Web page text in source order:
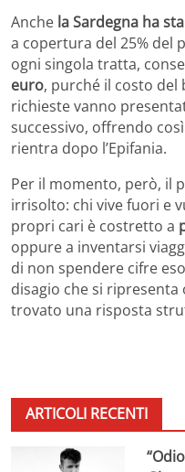
Anche la Sardegna ha
a copertura del 25% del
ogni singola tratta,
euro, purché il costo del
richieste vanno
successivo, offrendo
rientra dopo l’Epifania.
Per il momento, però, il
irrisolto: chi vive fuori e
propri cari è costretto a
oppure a inventarsi
di non spendere cifre
disagio che si ripresenta
trovato una risposta
ARTICOLI RECENTI